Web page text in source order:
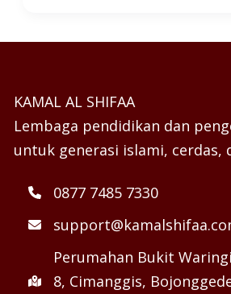
KAMAL AL SHIFAA
Lembaga pendidikan dan
untuk generasi islami, cerdas,
0877 7485 7330
Perumahan Bukit
8, Cimanggis,